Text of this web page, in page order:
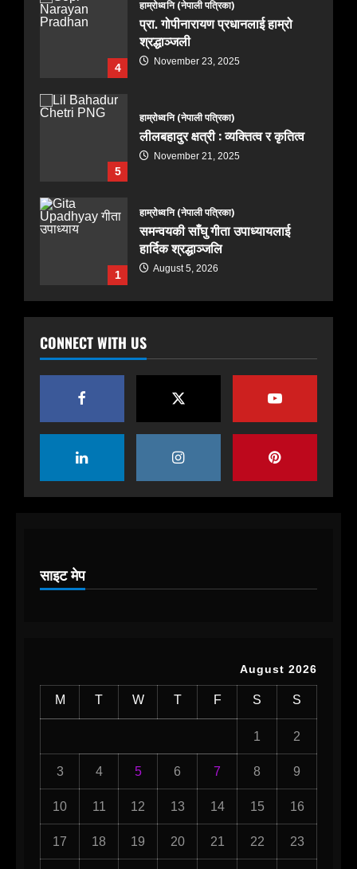
4
हाम्रोध्वनि (नेपाली पत्रिका)
प्रा. गोपीनारायण प्रधानलाई हाम्रो
श्रद्धाञ्जली
November 23, 2025
5
हाम्रोध्वनि (नेपाली पत्रिका)
लीलबहादुर क्षत्री : व्यक्तित्व र कृतित्व
November 21, 2025
1
हाम्रोध्वनि (नेपाली पत्रिका)
समन्वयकी साँघु गीता उपाध्यायलाई
हार्दिक श्रद्धाञ्जलि
August 5, 2026
2
पंजुलाल गुरुङलाई हार्दिक श्रद्धाञ्जली
November 24, 2025
3
November 23, 2025
CONNECT WITH US
साइट मेप
August 2026
M T W T F S S
1 2
3 4 5 6 7 8 9
10 11 12 13 14 15 16
17 18 19 20 21 22 23